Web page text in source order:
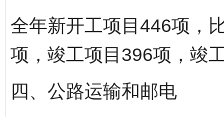
全年新开工项目446项，
项，竣工项目396项，竣
四、公路运输和邮电